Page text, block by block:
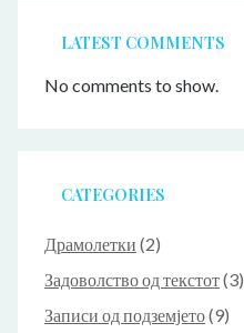
LATEST COMMENTS
No comments to show.
CATEGORIES
Драмолетки (2)
Задоволство од текстот(3)
Записи од подземјето(9)